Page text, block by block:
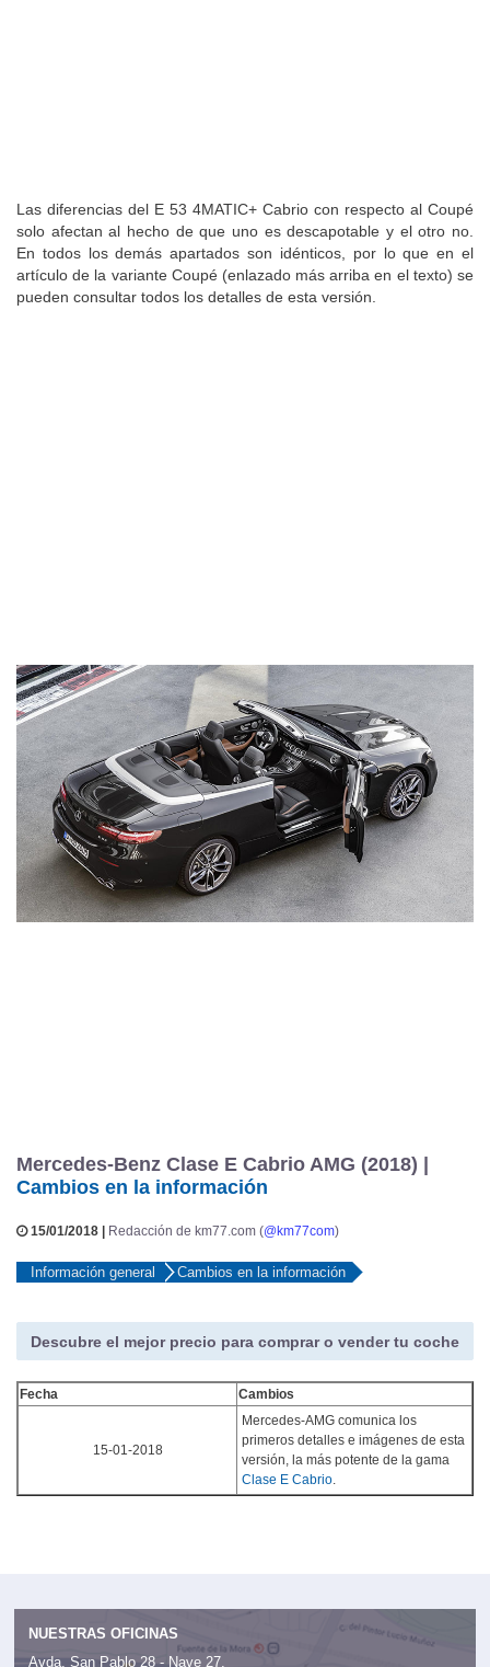
Las diferencias del E 53 4MATIC+ Cabrio con respecto al Coupé
solo afectan al hecho de que uno es descapotable y el otro no.
En todos los demás apartados son idénticos, por lo que en el
artículo de la variante Coupé (enlazado más arriba en el texto) se
pueden consultar todos los detalles de esta versión.
Mercedes-Benz Clase E Cabrio AMG (2018) |
Cambios en la información
15/01/2018 | Redacción de km77.com (@km77com)
Información general Cambios en la información
Descubre el mejor precio para comprar o vender tu coche
Fecha Cambios
15-01-2018
Mercedes-AMG comunica los
primeros detalles e imágenes de esta
versión, la más potente de la gama
Clase E Cabrio.
NUESTRAS OFICINAS
Avda. San Pablo 28 - Nave 27,